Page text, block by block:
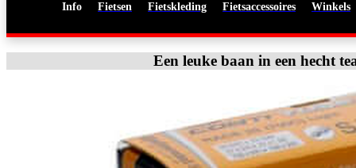
Info Fietsen Fietskleding Fietsaccessoires Winkels
Een leuke baan in een hecht